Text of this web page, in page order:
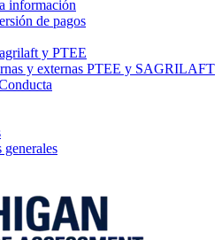
información
de pagos
y PTEE
y externas PTEE y SAGRILAFT